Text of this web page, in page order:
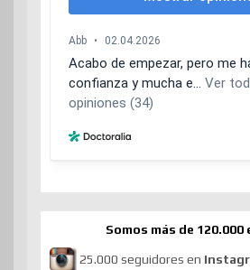
Somos más de 120.000
25.000 seguidores en